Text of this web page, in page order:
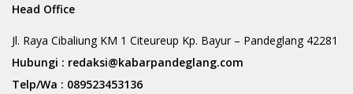
Head Office
Jl. Raya Cibaliung KM 1 Citeureup Kp. Bayur – Pandeglang 42281
Hubungi : redaksi@kabarpandeglang.com
Telp/Wa : 089523453136